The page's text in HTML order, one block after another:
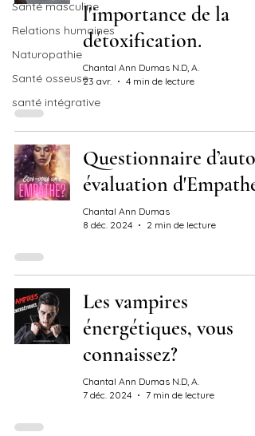
Santé masculine
Relations humaines
Naturopathie
Santé osseuse
santé intégrative
l'importance de la
détoxification.
Chantal Ann Dumas N.D, A.
23 avr.
4 min de lecture
Questionnaire d’auto-
évaluation d'Empathe
Chantal Ann Dumas
8 déc. 2024
2 min de lecture
Les vampires
énergétiques, vous
connaissez?
Chantal Ann Dumas N.D, A.
7 déc. 2024
7 min de lecture